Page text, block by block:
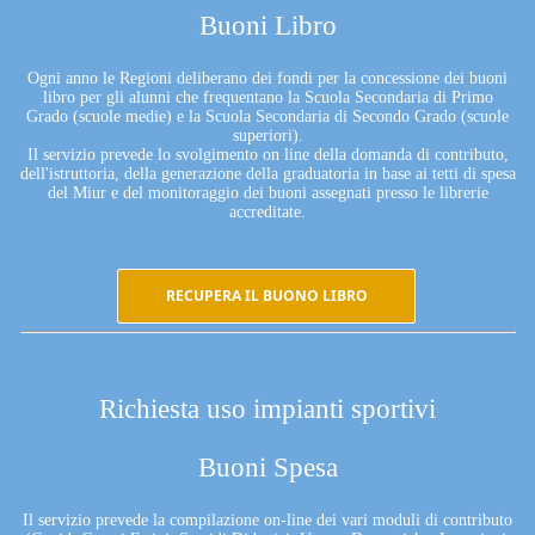
Buoni Libro
Ogni anno le Regioni deliberano dei fondi per la concessione dei buoni
libro per gli alunni che frequentano la Scuola Secondaria di Primo
Grado (scuole medie) e la Scuola Secondaria di Secondo Grado (scuole
superiori).
Il servizio prevede lo svolgimento on line della domanda di contributo,
dell'istruttoria, della generazione della graduatoria in base ai tetti di spesa
del Miur e del monitoraggio dei buoni assegnati presso le librerie
accreditate.
RECUPERA IL BUONO LIBRO
Richiesta uso impianti sportivi
Buoni Spesa
Il servizio prevede la compilazione on-line dei vari moduli di contributo